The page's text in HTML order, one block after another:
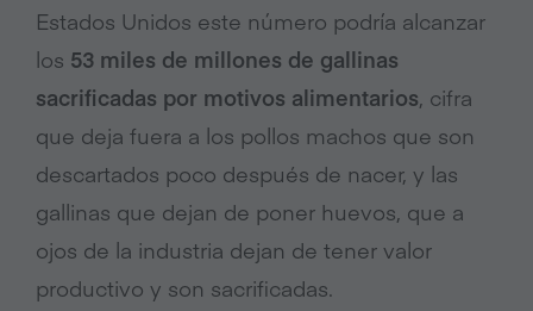
Estados Unidos este número podría alcanzar
los 53 miles de millones de gallinas
sacrificadas por motivos alimentarios, cifra
que deja fuera a los pollos machos que son
descartados poco después de nacer, y las
gallinas que dejan de poner huevos, que a
ojos de la industria dejan de tener valor
productivo y son sacrificadas.